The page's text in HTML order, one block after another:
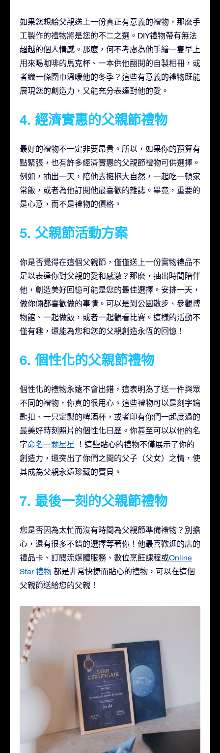
如果您想給父親送上一份真正有意義的禮物，那麽手
工製作的禮物將是您的不二之選。DIY禮物帶有無法
超越的個人情感。那麽，何不考慮為他手繪一隻早上
用來喝咖啡的馬克杯、一本供他翻閱的自製相冊，或
者織一條圍巾溫暖他的冬季？這些有意義的禮物既能
展現您的創造力，又能充分表達對他的愛。
4. 經濟實惠的父親節禮物
最好的禮物不一定非要昂貴。所以，如果你的預算有
點緊張，也有許多經濟實惠的父親節禮物可供選擇。
例如，抽出一天，陪他去擁抱大自然，一起吃一頓家
常飯，或者為他訂閱他最喜歡的雜誌。畢竟，重要的
是心意，而不是禮物的價格。
5. 父親節活動方案
你是否覺得在這個父親節，僅僅送上一份實物禮品不
足以表達你對父親的愛和感激？那麽，抽出時間陪伴
他，創造美好回憶可能是您的最佳選擇。安排一天，
做你倆都喜歡做的事情。可以是到公園散步、參觀博
物館、一起做飯，或者一起觀看比賽。這樣的活動不
僅有趣，還能為您和您的父親創造永恆的回憶！
6. 個性化的父親節禮物
個性化的禮物永遠不會出錯，這表明為了送一件與眾
不同的禮物，你真的很用心。這些禮物可以是刻字鑰
匙扣、一只定製的啤酒杯，或者印有你們一起度過的
最美好時刻照片的個性化日歷。你甚至可以以他的名
字命名一颗星星
！這些貼心的禮物不僅展示了你的
創造力，還突出了你們之間的父子（父女）之情，使
其成為父親永遠珍藏的寶貝。
7. 最後一刻的父親節禮物
您是否因為太忙而沒有時間為父親節準備禮物？別擔
心，還有很多不錯的選擇等著你！他最喜歡逛的店的
禮品卡、訂閱流媒體服務、數位烹飪課程或Online
Star 禮物 都是非常快捷而貼心的禮物，可以在這個
父親節送給您的父親！